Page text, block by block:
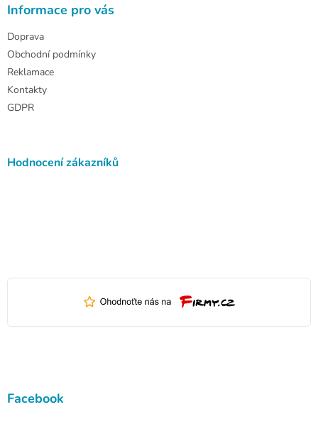
Informace pro vás
Doprava
Obchodní podmínky
Reklamace
Kontakty
GDPR
Hodnocení zákazníků
Facebook